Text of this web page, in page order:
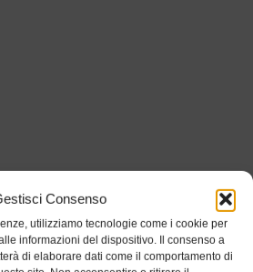
Consenso
utilizziamo tecnologie come i cookie per
informazioni del dispositivo. Il consenso a
di elaborare dati come il comportamento di